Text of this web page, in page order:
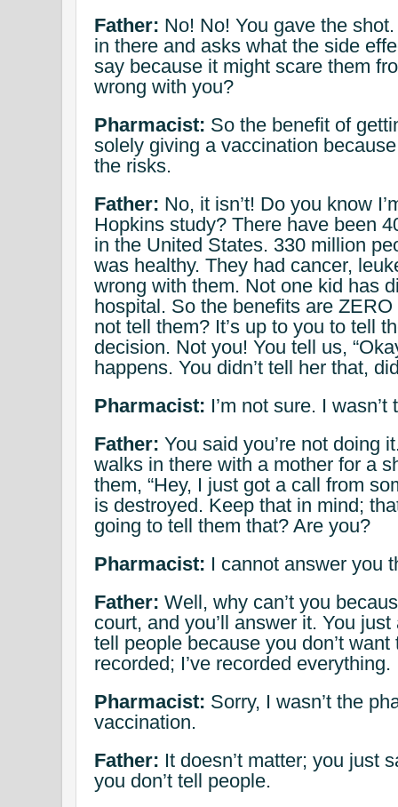
Father: No! No! You gave the
in there and asks what the side
say because it might scare them
wrong with you?
Pharmacist: So the benefit of
solely giving a vaccination
the risks.
Father: No, it isn’t! Do you know
Hopkins study? There have been
in the United States. 330 million
was healthy. They had cancer,
wrong with them. Not one kid has
hospital. So the benefits are
not tell them? It’s up to you to tell
decision. Not you! You tell us,
happens. You didn’t tell her that,
Pharmacist: I’m not sure. I
Father: You said you’re not doing
walks in there with a mother for a
them, “Hey, I just got a call from
is destroyed. Keep that in mind;
going to tell them that? Are you?
Pharmacist: I cannot answer you
Father: Well, why can’t you
court, and you’ll answer it. You
tell people because you don’t want
recorded; I’ve recorded everything.
Pharmacist: Sorry, I wasn’t the
vaccination.
Father: It doesn’t matter; you just
you don’t tell people.